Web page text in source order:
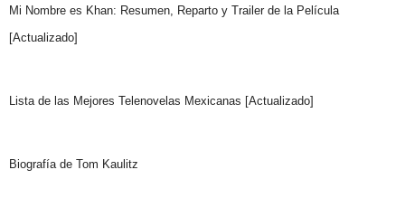
Mi Nombre es Khan: Resumen, Reparto y Trailer de la Película
[Actualizado]
Lista de las Mejores Telenovelas Mexicanas [Actualizado]
Biografía de Tom Kaulitz